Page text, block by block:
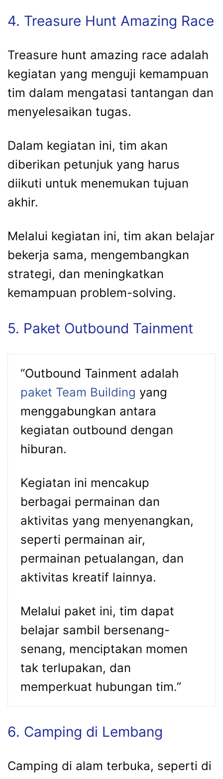
4. Treasure Hunt Amazing Race
Treasure hunt amazing race adalah
kegiatan yang menguji kemampuan
tim dalam mengatasi tantangan dan
menyelesaikan tugas.
Dalam kegiatan ini, tim akan
diberikan petunjuk yang harus
diikuti untuk menemukan tujuan
akhir.
Melalui kegiatan ini, tim akan belajar
bekerja sama, mengembangkan
strategi, dan meningkatkan
kemampuan problem-solving.
5. Paket Outbound Tainment
“Outbound Tainment adalah
paket Team Building yang
menggabungkan antara
kegiatan outbound dengan
hiburan.
Kegiatan ini mencakup
berbagai permainan dan
aktivitas yang menyenangkan,
seperti permainan air,
permainan petualangan, dan
aktivitas kreatif lainnya.
Melalui paket ini, tim dapat
belajar sambil bersenang-
senang, menciptakan momen
tak terlupakan, dan
memperkuat hubungan tim.”
6. Camping di Lembang
Camping di alam terbuka, seperti di